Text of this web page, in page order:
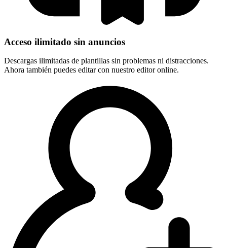
Acceso ilimitado sin anuncios
Descargas ilimitadas de plantillas sin problemas ni distracciones.
Ahora también puedes editar con nuestro editor online.